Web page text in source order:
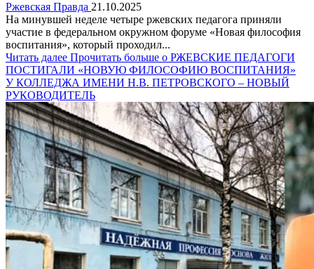
Ржевская Правда 21.10.2025
На минувшей неделе четыре ржевских педагога приняли
участие в федеральном окружном форуме «Новая философия
воспитания», который проходил...
Читать далее Прочитать больше о РЖЕВСКИЕ ПЕДАГОГИ
ПОСТИГАЛИ «НОВУЮ ФИЛОСОФИЮ ВОСПИТАНИЯ»
У КОЛЛЕДЖА ИМЕНИ Н.В. ПЕТРОВСКОГО – НОВЫЙ
РУКОВОДИТЕЛЬ